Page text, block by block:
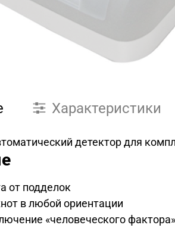
Характеристики
детектор для
от подделок
в любой ориентации
«человеческого